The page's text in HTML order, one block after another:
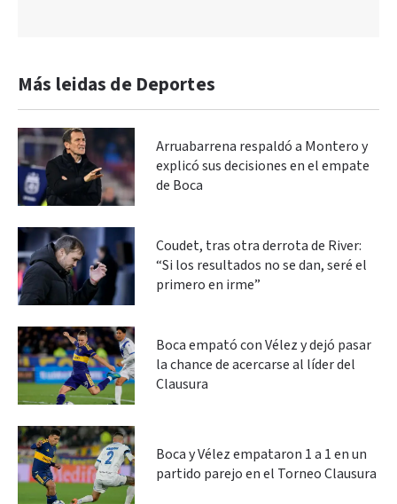
Más leidas de Deportes
Arruabarrena respaldó a Montero y
explicó sus decisiones en el empate
de Boca
Coudet, tras otra derrota de River:
“Si los resultados no se dan, seré el
primero en irme”
Boca empató con Vélez y dejó pasar
la chance de acercarse al líder del
Clausura
Boca y Vélez empataron 1 a 1 en un
partido parejo en el Torneo Clausura